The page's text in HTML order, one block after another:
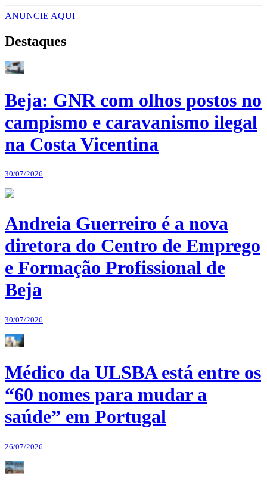
ANUNCIE AQUI
Destaques
Beja: GNR com olhos postos no
campismo e caravanismo ilegal
na Costa Vicentina
30/07/2026
Andreia Guerreiro é a nova
diretora do Centro de Emprego
e Formação Profissional de
Beja
30/07/2026
Médico da ULSBA está entre os
“60 nomes para mudar a
saúde” em Portugal
26/07/2026